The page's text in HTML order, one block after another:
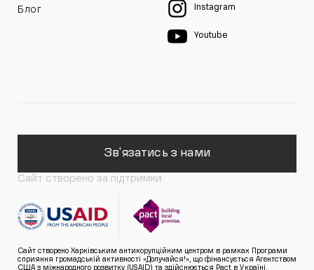
Блог Instagram
Youtube
Зв'язатись з нами
Сайт створено за підтримки
Сайт створено Харківським антикорупційним центром в рамках Програми
сприяння громадській активності «Долучайся!», що фінансується Агентством
США з міжнародного розвитку (USAID) та здійснюється Pact в Україні.